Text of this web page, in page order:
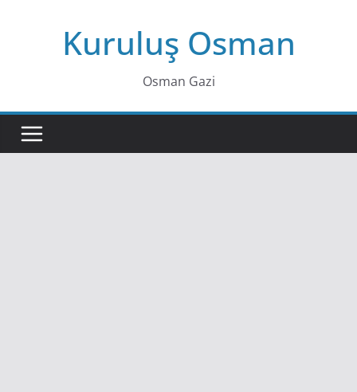
Kuruluş Osman
Osman Gazi